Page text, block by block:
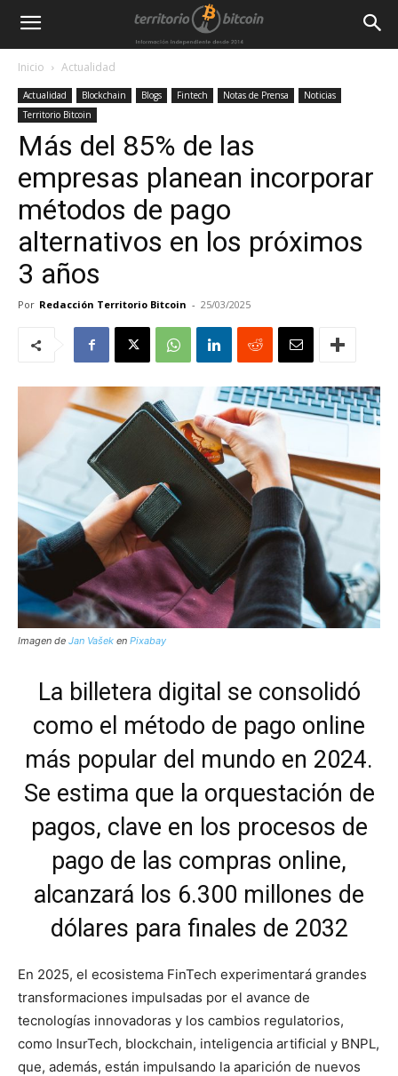
Inicio Actualidad
Actualidad Blockchain Blogs Fintech Notas de Prensa
Noticias
Territorio Bitcoin
Más del 85% de las
empresas planean incorporar
métodos de pago
alternativos en los próximos
3 años
Por Redacción Territorio Bitcoin - 25/03/2025
Imagen de Jan Vašek en Pixabay
La billetera digital se consolidó
como el método de pago online
más popular del mundo en 2024.
Se estima que la orquestación de
pagos, clave en los procesos de
pago de las compras online,
alcanzará los 6.300 millones de
dólares para finales de 2032
En 2025, el ecosistema FinTech experimentará grandes
transformaciones impulsadas por el avance de
tecnologías innovadoras y los cambios regulatorios,
como InsurTech, blockchain, inteligencia artificial y BNPL,
que, además, están impulsando la aparición de nuevos